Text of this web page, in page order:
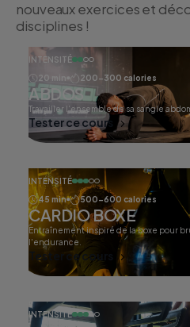
nouveaux exercices et
disciplines !
INTENSITÉ
20 min
200-300 calories
ABDOS
Travailler l'ensemble de sa sangle
Tester ce cours
INTENSITÉ
45 min
500-600 calories
CARDIO BOXE
Entraînement inspiré de la boxe pour
l'endurance.
Tester ce cours
INTENSITÉ